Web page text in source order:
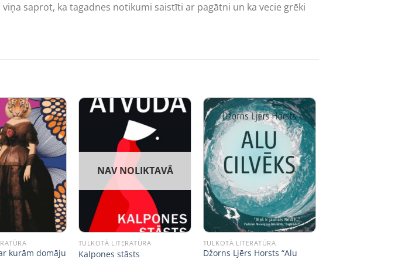
saprot, ka tagadnes notikumi saistīti ar pagātni un ka vecie grēki
kurām domāju
NAV NOLIKTAVĀ
TULKOTĀ LITERATŪRA
Kalpones stāsts
TULKOTĀ LITERATŪRA
Džorns Ljērs Horsts “Alu